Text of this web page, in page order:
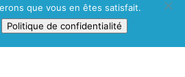
que vous en êtes satisfait.
Politique de confidentialité